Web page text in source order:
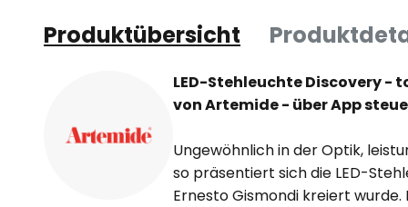
Produktübersicht
LED-Stehleuchte Discovery -
von Artemide - über App
Ungewöhnlich in der Optik,
so präsentiert sich die LED-
Ernesto Gismondi kreiert